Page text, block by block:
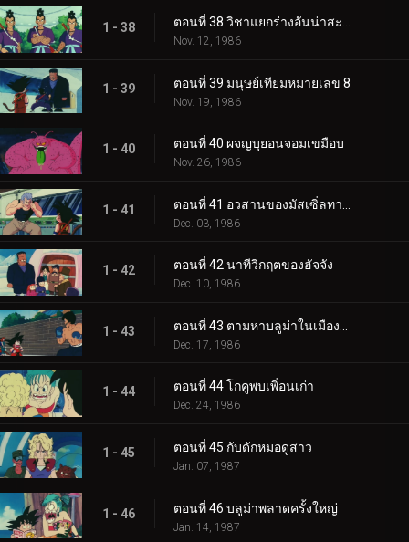
1 - 38
Nov. 12, 1986
1 - 39 ตอนที่ 39 มนุษย์เทียมหมายเลข 8
Nov. 19, 1986
1 - 40 ตอนที่ 40 ผจญบุยอนจอมเขมือบ
Nov. 26, 1986
1 - 41
Dec. 03, 1986
1 - 42 ตอนที่ 42 นาทีวิกฤตของฮัจจัง
Dec. 10, 1986
1 - 43
Dec. 17, 1986
1 - 44 ตอนที่ 44 โกคูพบเพิ่อนเก่า
Dec. 24, 1986
1 - 45 ตอนที่ 45 กับดักหมอดูสาว
Jan. 07, 1987
1 - 46 ตอนที่ 46 บลูม่าพลาดครั้งใหญ่
Jan. 14, 1987